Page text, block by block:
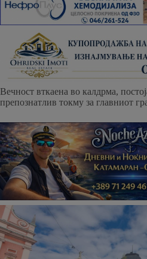
Вечност вткаена во калдрма,
препознатлив токму за главниот